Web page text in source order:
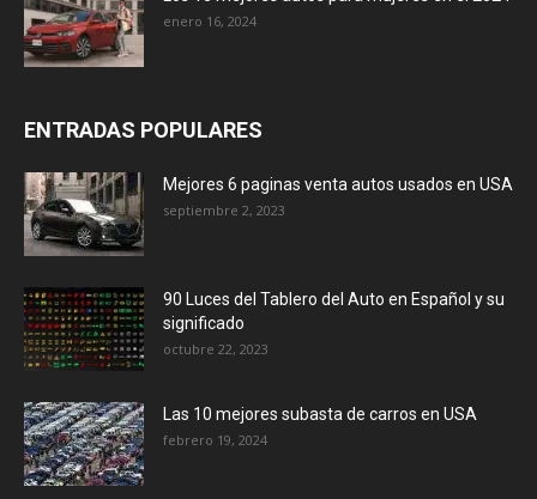
enero 16, 2024
ENTRADAS POPULARES
Mejores 6 paginas venta autos usados en USA
septiembre 2, 2023
90 Luces del Tablero del Auto en Español y su
significado
octubre 22, 2023
Las 10 mejores subasta de carros en USA
febrero 19, 2024